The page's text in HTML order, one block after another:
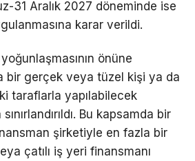
31 Aralık 2027 döneminde ise
karar verildi.
önüne
bir gerçek veya tüzel kişi ya da
taraflarla yapılabilecek
Bu kapsamda bir
şirketiyle en fazla bir
çatılı iş yeri finansmanı